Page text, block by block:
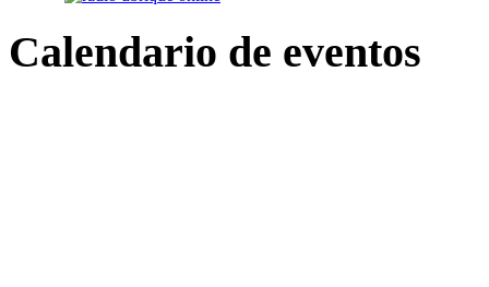
Calendario de eventos